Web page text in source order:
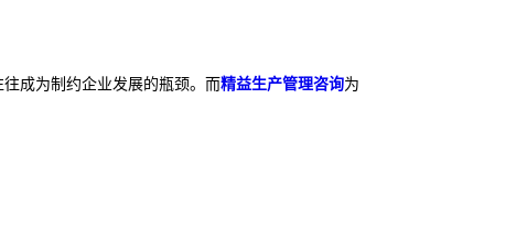
成为制约企业发展的瓶颈。而精益生产管理咨询为